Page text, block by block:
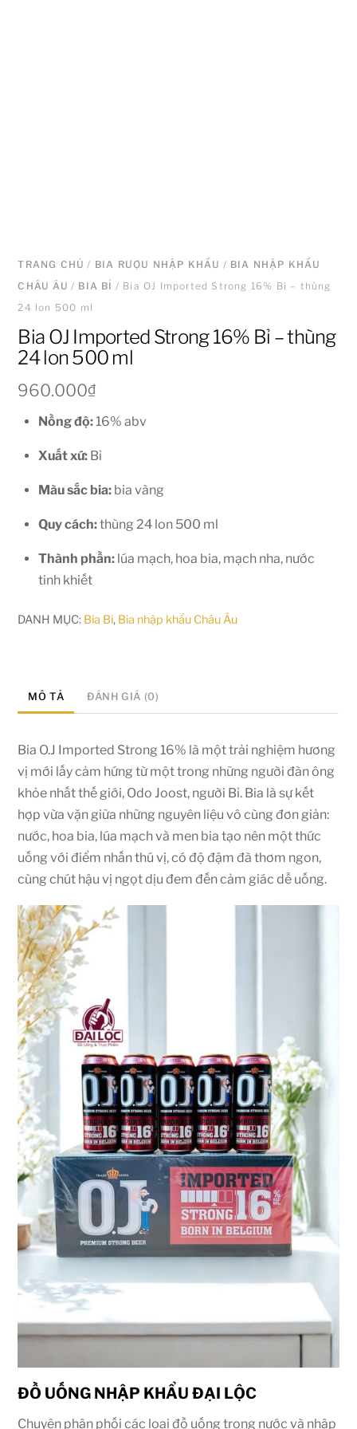
TRANG CHỦ / BIA RƯỢU NHẬP KHẨU / BIA NHẬP KHẨU
CHÂU ÂU / BIA BỈ / Bia OJ Imported Strong 16% Bỉ – thùng
24 lon 500 ml
Bia OJ Imported Strong 16% Bỉ – thùng
24 lon 500 ml
960.000₫
Nồng độ:16% abv
Xuất xứ: Bỉ
Màu sắc bia: bia vàng
Quy cách:thùng 24 lon 500 ml
Thành phần: lúa mạch, hoa bia, mạch nha, nước
tinh khiết
DANH MỤC: Bia Bỉ, Bia nhập khẩu Châu Âu
MÔ TẢ ĐÁNH GIÁ (0)
Bia O.J Imported Strong 16% là một trải nghiệm hương
vị mới lấy cảm hứng từ một trong những người đàn ông
khỏe nhất thế giới, Odo Joost, người Bỉ. Bia là sự kết
hợp vừa vặn giữa những nguyên liệu vô cùng đơn giản:
nước, hoa bia, lúa mạch và men bia tạo nên một thức
uống với điểm nhấn thú vị, có độ đậm đà thơm ngon,
cùng chút hậu vị ngọt dịu đem đến cảm giác dễ uống.
ĐỒ UỐNG NHẬP KHẨU ĐẠI LỘC
Chuyên phân phối các loại đồ uống trong nước và nhập